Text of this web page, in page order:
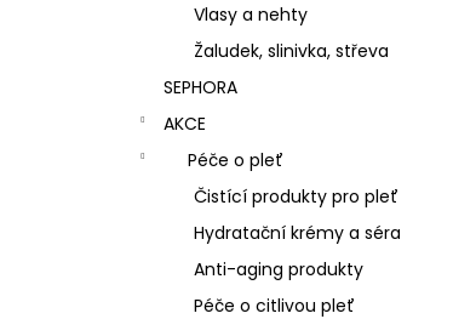
Vlasy a nehty
Žaludek, slinivka, střeva
SEPHORA
AKCE
Péče o pleť
Čistící produkty pro pleť
Hydratační krémy a séra
Anti-aging produkty
Péče o citlivou pleť